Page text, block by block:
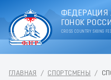
ГОНОК
CROSS COUNTRY SKIING
ГЛАВНАЯ / СПОРТСМЕНЫ /